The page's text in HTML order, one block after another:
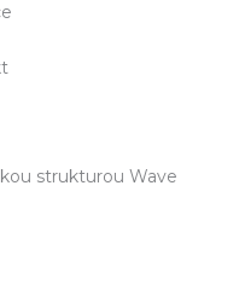
strukturou Wave